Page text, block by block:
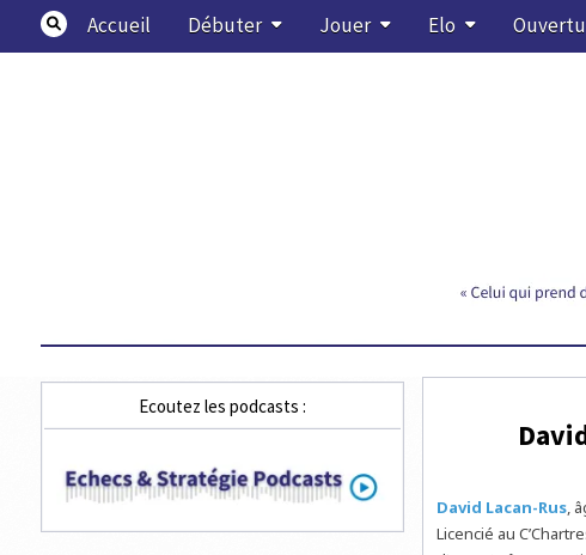
content
Accueil Débuter Jouer Elo
David Lacan-Rus,
Licencié au
Ecoutez les podcasts :